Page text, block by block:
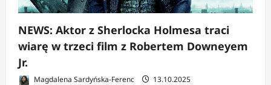
NEWS: Aktor z Sherlocka Holmesa traci
wiarę w trzeci film z Robertem Downeyem
Jr.
Magdalena Sardyńska-Ferenc 13.10.2025